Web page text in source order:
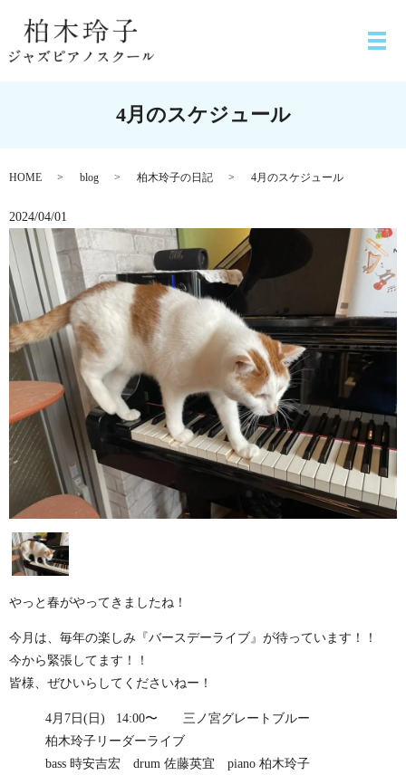
4月のスケジュール
HOME blog 柏木玲子の日記 4月のスケジュール
2024/04/01
やっと春がやってきましたね！
今月は、毎年の楽しみ『バースデーライブ』が待っています！！
今から緊張してます！！
皆様、ぜひいらしてくださいねー！
4月7日(日) 14:00〜 三ノ宮グレートブルー
柏木玲子リーダーライブ
bass 時安吉宏 drum 佐藤英宜 piano 柏木玲子